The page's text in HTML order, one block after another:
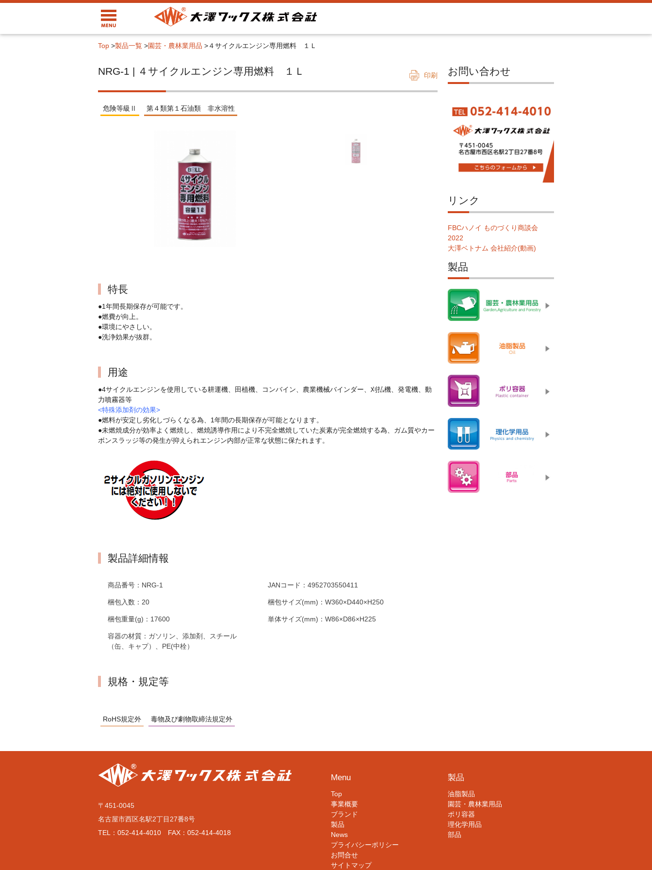
Top >製品一覧 >園芸・農林業用品 >４サイクルエンジン専用燃料 １Ｌ
NRG-1 | ４サイクルエンジン専用燃料 １Ｌ 印刷
危険等級Ⅱ 第４類第１石油類 非水溶性
特長
●1年間長期保存が可能です。
●燃費が向上。
●環境にやさしい。
●洗浄効果が抜群。
用途
●4サイクルエンジンを使用している耕運機、田植機、コンバイン、農業機械バインダー、刈払機、発電機、動
力噴霧器等
<特殊添加剤の効果>
●燃料が安定し劣化しづらくなる為、1年間の長期保存が可能となります。
●未燃焼成分が効率よく燃焼し、燃焼誘導作用により不完全燃焼していた炭素が完全燃焼する為、ガム質やカー
ボンスラッジ等の発生が抑えられエンジン内部が正常な状態に保たれます。
製品詳細情報
商品番号： NRG-1 JANコード： 4952703550411
梱包入数： 20 梱包サイズ(mm)： W360×D440×H250
梱包重量(g)： 17600 単体サイズ(mm)： W86×D86×H225
容器の材質： ガソリン、添加剤、スチール
（缶、キャプ）、PE(中栓）
規格・規定等
RoHS規定外 毒物及び劇物取締法規定外
お問い合わせ
リンク
FBCハノイ ものづくり商談会
2022
大澤ベトナム 会社紹介(動画)
製品
〒451-0045
名古屋市西区名駅2丁目27番8号
TEL：052-414-4010 FAX：052-414-4018
Menu
Top
事業概要
ブランド
製品
News
プライバシーポリシー
お問合せ
サイトマップ
製品
油脂製品
園芸・農林業用品
ポリ容器
理化学用品
部品